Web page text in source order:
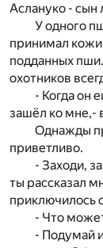
Аслануко - сын
У одного
принимал кожи
подданных
охотников
- Когда он
зашёл ко мне,-
Однажды
приветливо.
- Заходи,
ты рассказал
приключилось
- Что
- Подумай